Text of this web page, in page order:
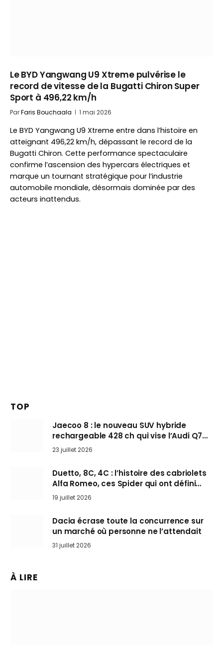
Le BYD Yangwang U9 Xtreme pulvérise le
record de vitesse de la Bugatti Chiron Super
Sport à 496,22 km/h
ParFaris Bouchaala 1 mai 2026
Le BYD Yangwang U9 Xtreme entre dans l’histoire en
atteignant 496,22 km/h, dépassant le record de la
Bugatti Chiron. Cette performance spectaculaire
confirme l’ascension des hypercars électriques et
marque un tournant stratégique pour l’industrie
automobile mondiale, désormais dominée par des
acteurs inattendus.
TOP
Jaecoo 8 : le nouveau SUV hybride
rechargeable 428 ch qui vise l’Audi Q7
arrive en Europe cet automne
23 juillet 2026
Duetto, 8C, 4C : l’histoire des cabriolets
Alfa Romeo, ces Spider qui ont défini
l’art de rouler cheveux au vent
19 juillet 2026
Dacia écrase toute la concurrence sur
un marché où personne ne l’attendait
31 juillet 2026
À LIRE